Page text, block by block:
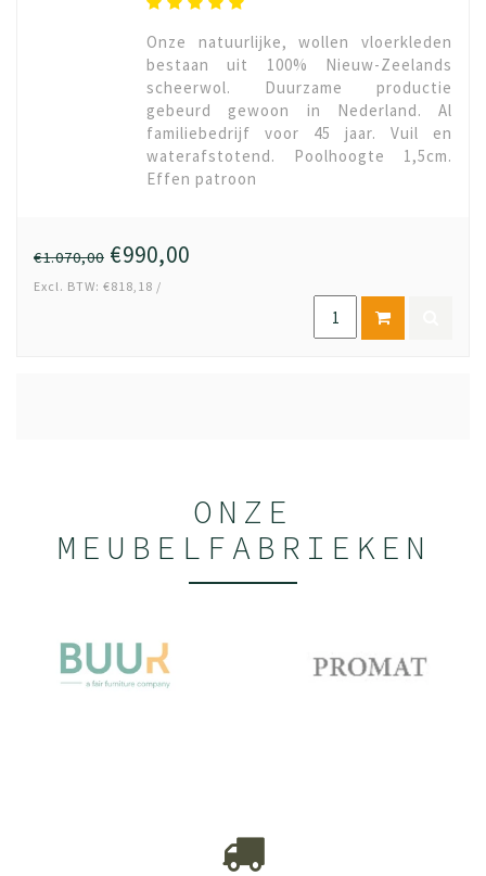
Onze natuurlijke, wollen vloerkleden
bestaan uit 100% Nieuw-Zeelands
scheerwol. Duurzame productie
gebeurd gewoon in Nederland. Al
familiebedrijf voor 45 jaar. Vuil en
waterafstotend. Poolhoogte 1,5cm.
Effen patroon
€1.070,00 €990,00
Excl. BTW: €818,18 /
ONZE
MEUBELFABRIEKEN